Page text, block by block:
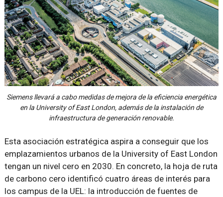
Siemens llevará a cabo medidas de mejora de la eficiencia energética
en la University of East London, además de la instalación de
infraestructura de generación renovable.
Esta asociación estratégica aspira a conseguir que los
emplazamientos urbanos de la University of East London
tengan un nivel cero en 2030. En concreto, la hoja de ruta
de carbono cero identificó cuatro áreas de interés para
los campus de la UEL: la introducción de fuentes de